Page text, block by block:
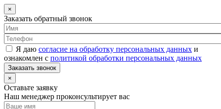
×
Заказать обратный звонок
Я даю согласие на обработку персональных данных и
ознакомлен с политикой обработки персональных данных
Заказать звонок
×
Оставьте заявку
Наш менеджер проконсультирует вас